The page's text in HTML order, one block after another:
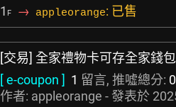
1 F → appleorange: 已售
[交易] 全家禮物卡可存全家錢
[ e-coupon ] 1 留言, 推噓總分: 0
作者: appleorange - 發表於